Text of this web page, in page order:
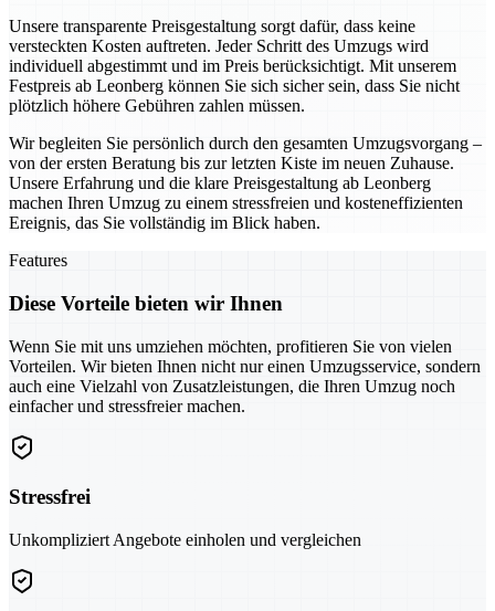
Unsere transparente Preisgestaltung sorgt dafür, dass keine
versteckten Kosten auftreten. Jeder Schritt des Umzugs wird
individuell abgestimmt und im Preis berücksichtigt. Mit unserem
Festpreis ab Leonberg können Sie sich sicher sein, dass Sie nicht
plötzlich höhere Gebühren zahlen müssen.
Wir begleiten Sie persönlich durch den gesamten Umzugsvorgang –
von der ersten Beratung bis zur letzten Kiste im neuen Zuhause.
Unsere Erfahrung und die klare Preisgestaltung ab Leonberg
machen Ihren Umzug zu einem stressfreien und kosteneffizienten
Ereignis, das Sie vollständig im Blick haben.
Features
Diese Vorteile bieten wir Ihnen
Wenn Sie mit uns umziehen möchten, profitieren Sie von vielen
Vorteilen. Wir bieten Ihnen nicht nur einen Umzugsservice, sondern
auch eine Vielzahl von Zusatzleistungen, die Ihren Umzug noch
einfacher und stressfreier machen.
Stressfrei
Unkompliziert Angebote einholen und vergleichen